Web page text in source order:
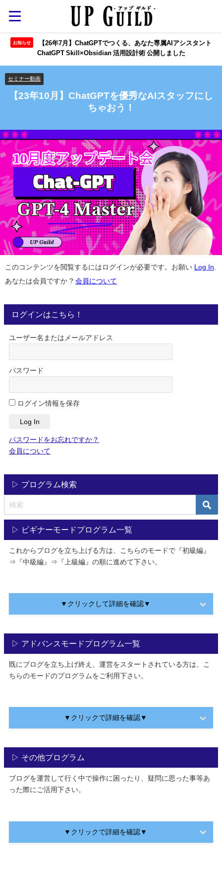
お知らせ
【26年7月】ChatGPTでつくる、あなた専属AIアシスタント
ChatGPT Skill×Obsidian 活用設計術 公開しました
セミナー動画
【23年10月】ChatGPTを優秀なAIスタッフにし
ちゃおう！
このコンテンツを閲覧するにはログインが必要です。お願い Log In
あなたは会員ですか ? 会員について
ログインはこちら！
ユーザー名またはメールアドレス
パスワード
ログイン情報を保存
パスワードをお忘れですか？
会員について
▷ プログラム検索
▷ ビギナーモードプログラム一覧
これからブログを立ち上げる方は、こちらのモードで『初級編』
⇒『中級編』⇒『上級編』の順に進めて下さい。
▼クリックして詳細を確認▼
▷ アドバンスモードプログラム一覧
既にブログを立ち上げ終え、運営をスタートされている方は、こ
ちらのモードのプログラムをご利用下さい。
▼クリックで詳細を確認▼
▷ その他プログラム
ブログを運営して行く中で操作に困ったり、疑問に思った事等あ
った際にご活用下さい。
▼クリックで詳細を確認▼